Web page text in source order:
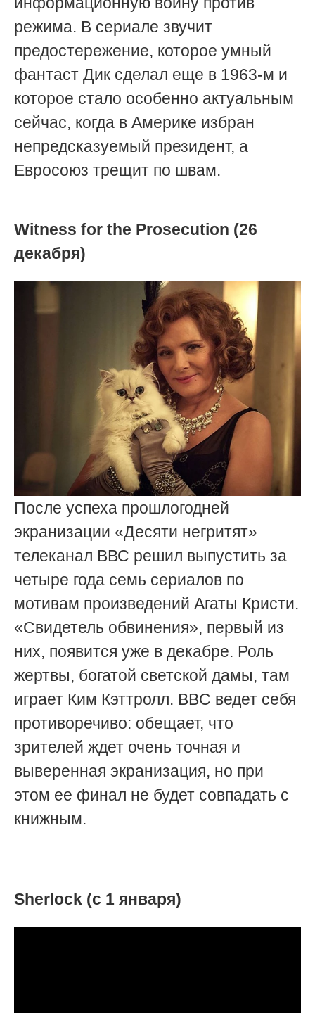
режима. В сериале звучит
предостережение, которое умный
фантаст Дик сделал еще в 1963-м и
которое стало особенно актуальным
сейчас, когда в Америке избран
непредсказуемый президент, а
Евросоюз трещит по швам.
Witness for the Prosecution (26
декабря)
После успеха прошлогодней
экранизации «Десяти негритят»
телеканал ВВС решил выпустить за
четыре года семь сериалов по
мотивам произведений Агаты Кристи.
«Свидетель обвинения», первый из
них, появится уже в декабре. Роль
жертвы, богатой светской дамы, там
играет Ким Кэттролл. BBC ведет себя
противоречиво: обещает, что
зрителей ждет очень точная и
выверенная экранизация, но при
этом ее финал не будет совпадать с
книжным.
Sherlock (с 1 января)